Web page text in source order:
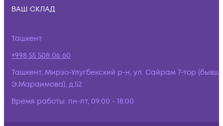
ВАШ СКЛАД
Ташкент
+998 55 508 06 60
Ташкент, Мирзо-Улугбекский р-н, ул. Сайрам 7-тор (бывш.
Э.Мараимова), д.52
Время работы: пн-пт, 09:00 - 18:00